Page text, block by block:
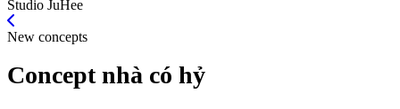
Studio JuHee
New concepts
Concept nhà có hỷ